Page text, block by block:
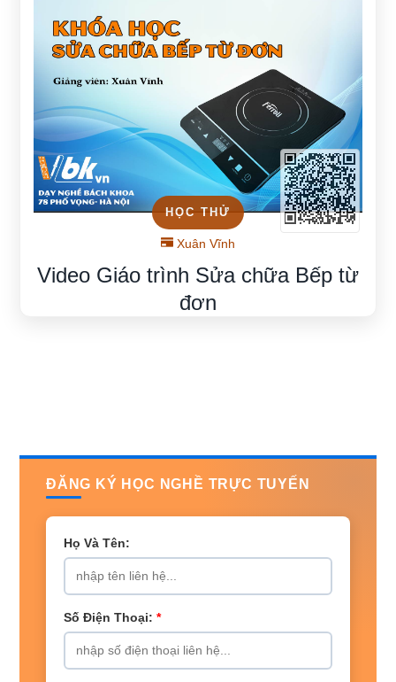
HỌC THỬ
Xuân Vĩnh
Video Giáo trình Sửa chữa Bếp từ
đơn
ĐĂNG KÝ HỌC NGHỀ TRỰC TUYẾN
Họ Và Tên:
Số Điện Thoại: *